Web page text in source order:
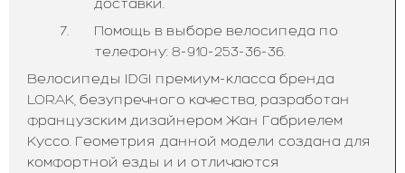
Помощь в выборе велосипеда по
телефону: 8-910-253-36-36.
Велосипеды IDGI премиум-класса бренда
LORAK, безупречного качества, разработан
французским дизайнером Жан Габриелем
Куссо. Геометрия данной модели создана для
комфортной езды и и отличаются